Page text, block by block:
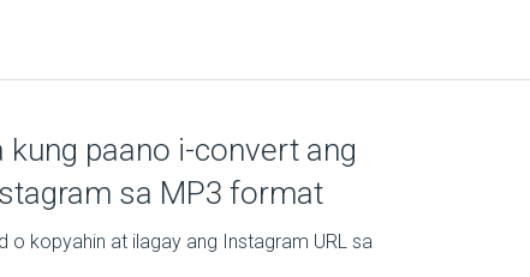
kung paano i-convert ang
sa MP3 format
o kopyahin at ilagay ang Instagram URL sa